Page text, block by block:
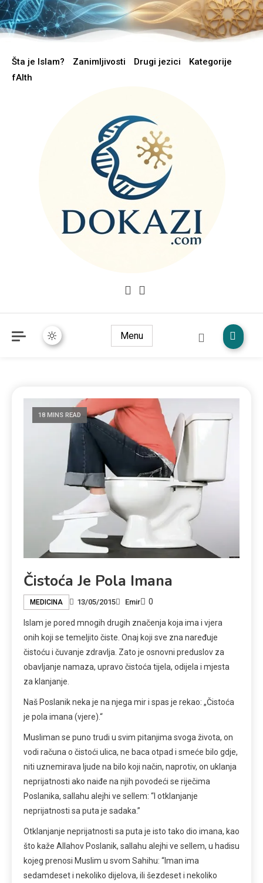
Šta je Islam? Zanimljivosti Drugi jezici
Kategorije
fAIth
Menu
18 MINS READ
Čistoća Je Pola Imana
MEDICINA 13/05/2015 Emir 0
Islam je pored mnogih drugih značenja koja ima i vjera
onih koji se temeljito čiste. Onaj koji sve zna naređuje
čistoću i čuvanje zdravlja. Zato je osnovni preduslov za
obavljanje namaza, upravo čistoća tijela, odijela i mjesta
za klanjanje.
Naš Poslanik neka je na njega mir i spas je rekao: „Čistoća
je pola imana (vjere).“
Musliman se puno trudi u svim pitanjima svoga života, on
vodi računa o čistoći ulica, ne baca otpad i smeće bilo gdje,
niti uznemirava ljude na bilo koji način, naprotiv, on uklanja
neprijatnosti ako naiđe na njih povodeći se riječima
Poslanika, sallahu alejhi ve sellem: “I otklanjanje
neprijatnosti sa puta je sadaka.”
Otklanjanje neprijatnosti sa puta je isto tako dio imana, kao
što kaže Allahov Poslanik, sallahu alejhi ve sellem, u hadisu
kojeg prenosi Muslim u svom Sahihu: “Iman ima
sedamdeset i nekoliko dijelova, ili šezdeset i nekoliko